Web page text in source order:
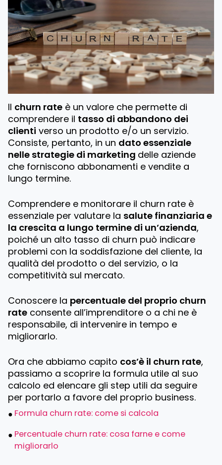
Il churn rate è un valore che permette di
comprendere il tasso di abbandono dei
clienti verso un prodotto e/o un servizio.
Consiste, pertanto, in un dato essenziale
nelle strategie di marketing delle aziende
che forniscono abbonamenti e vendite a
lungo termine.
Comprendere e monitorare il churn rate è
essenziale per valutare la salute finanziaria e
la crescita a lungo termine di un’azienda,
poiché un alto tasso di churn può indicare
problemi con la soddisfazione del cliente, la
qualità del prodotto o del servizio, o la
competitività sul mercato.
Conoscere la percentuale del proprio churn
rate consente all’imprenditore o a chi ne è
responsabile, di intervenire in tempo e
migliorarlo.
Ora che abbiamo capito cos’è il churn rate,
passiamo a scoprire la formula utile al suo
calcolo ed elencare gli step utili da seguire
per portarlo a favore del proprio business.
Formula churn rate: come si calcola
Percentuale churn rate: cosa farne e come
migliorarlo